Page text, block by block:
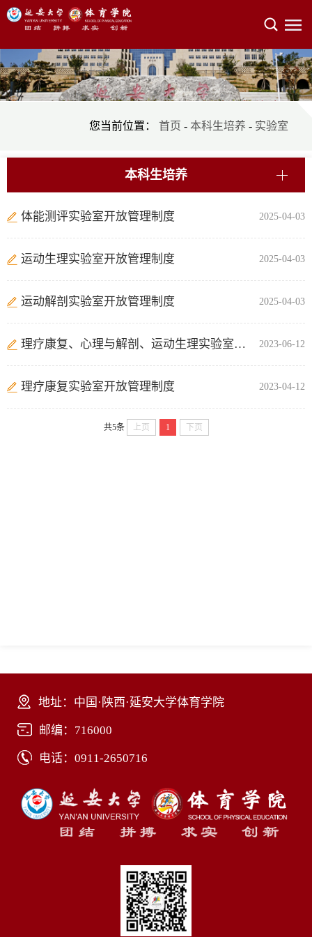
您当前位置： 首页 -本科生培养 - 实验室
本科生培养
2025-04-03
体能测评实验室开放管理制度
2025-04-03
运动生理实验室开放管理制度
2025-04-03
运动解剖实验室开放管理制度
2023-06-12
理疗康复、心理与解剖、运动生理实验室照片
2023-04-12
理疗康复实验室开放管理制度
共5条 上页 1 下页
地址：中国·陕西·延安大学体育学院
邮编：716000
电话：0911-2650716